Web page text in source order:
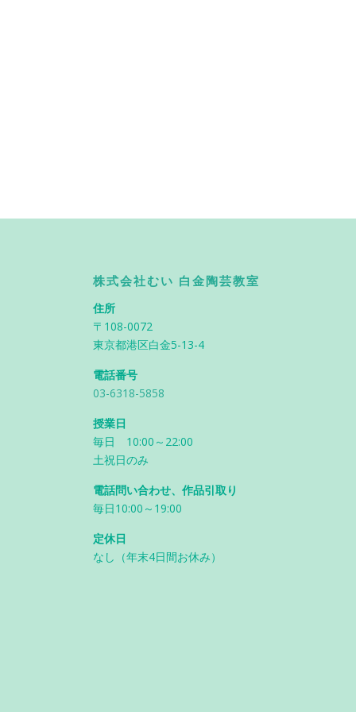
株式会社むい 白金陶芸教室
住所
〒108-0072
東京都港区白金5-13-4
電話番号
03-6318-5858
授業日
毎日 10:00～22:00
土祝日のみ
電話問い合わせ、作品引取り
毎日10:00～19:00
定休日
なし（年末4日間お休み）